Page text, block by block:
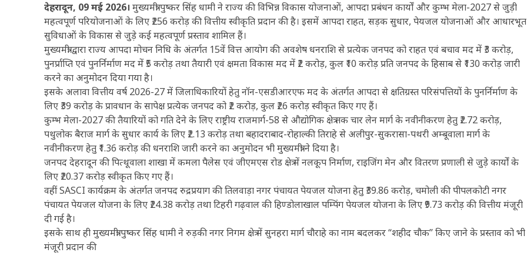
देहरादून, 09 मई 2026। मुख्यमंत्री पुष्कर सिंह धामी ने राज्य की विभिन्न विकास योजनाओं, आपदा प्रबंधन कार्यों और कुम्भ मेला-2027 से जुड़ी
महत्वपूर्ण परियोजनाओं के लिए ₹256 करोड़ की वित्तीय स्वीकृति प्रदान की है। इसमें आपदा राहत, सड़क सुधार, पेयजल योजनाओं और आधारभूत
सुविधाओं के विकास से जुड़े कई महत्वपूर्ण प्रस्ताव शामिल हैं।
मुख्यमंत्री द्वारा राज्य आपदा मोचन निधि के अंतर्गत 15वें वित्त आयोग की अवशेष धनराशि से प्रत्येक जनपद को राहत एवं बचाव मद में ₹3 करोड़,
पुनर्प्राप्ति एवं पुनर्निर्माण मद में ₹5 करोड़ तथा तैयारी एवं क्षमता विकास मद में ₹2 करोड़, कुल ₹10 करोड़ प्रति जनपद के हिसाब से ₹130 करोड़ जारी
करने का अनुमोदन दिया गया है।
इसके अलावा वित्तीय वर्ष 2026-27 में जिलाधिकारियों हेतु नॉन-एसडीआरएफ मद के अंतर्गत आपदा से क्षतिग्रस्त परिसंपत्तियों के पुनर्निर्माण के
लिए ₹39 करोड़ के प्रावधान के सापेक्ष प्रत्येक जनपद को ₹2 करोड़, कुल ₹26 करोड़ स्वीकृत किए गए हैं।
कुम्भ मेला-2027 की तैयारियों को गति देने के लिए राष्ट्रीय राजमार्ग-58 से औद्योगिक क्षेत्र तक चार लेन मार्ग के नवीनीकरण हेतु ₹2.72 करोड़,
पथुलोक बैराज मार्ग के सुधार कार्य के लिए ₹2.13 करोड़ तथा बहादराबाद-रोहाल्की तिराहे से अलीपुर-सुकरासा-पथरी अम्बूवाला मार्ग के
नवीनीकरण हेतु ₹1.36 करोड़ की धनराशि जारी करने का अनुमोदन भी मुख्यमंत्री ने दिया है।
जनपद देहरादून की पित्थूवाला शाखा में कमला पैलेस एवं जीएमएस रोड क्षेत्र में नलकूप निर्माण, राइजिंग मेन और वितरण प्रणाली से जुड़े कार्यों के
लिए ₹20.37 करोड़ स्वीकृत किए गए हैं।
वहीं SASCI कार्यक्रम के अंतर्गत जनपद रुद्रप्रयाग की तिलवाड़ा नगर पंचायत पेयजल योजना हेतु ₹39.86 करोड़, चमोली की पीपलकोटी नगर
पंचायत पेयजल योजना के लिए ₹24.38 करोड़ तथा टिहरी गढ़वाल की हिण्डोलाखाल पम्पिंग पेयजल योजना के लिए ₹9.73 करोड़ की वित्तीय मंजूरी
दी गई है।
इसके साथ ही मुख्यमंत्री पुष्कर सिंह धामी ने रुड़की नगर निगम क्षेत्र में सुनहरा मार्ग चौराहे का नाम बदलकर “शहीद चौक” किए जाने के प्रस्ताव को भी
मंजूरी प्रदान की